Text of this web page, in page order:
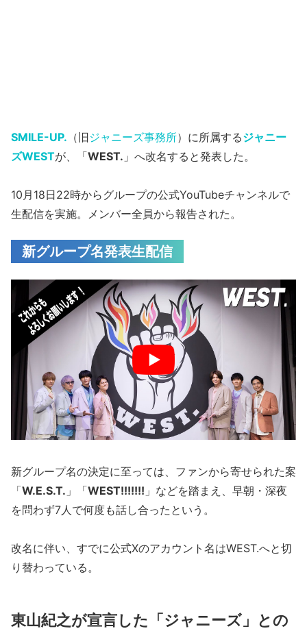
SMILE-UP. （旧ジャニーズ事務所）に所属するジャニー
ズWESTが、「WEST. 」へ改名すると発表した。
10月18日22時からグループの公式YouTubeチャンネルで
生配信を実施。メンバー全員から報告された。
新グループ名発表生配信
新グループ名の決定に至っては、ファンから寄せられた案
「W.E.S.T. 」「WEST!!!!!!! 」などを踏まえ、早朝・深夜
を問わず7人で何度も話し合ったという。
改名に伴い、すでに公式Xのアカウント名はWEST.へと切
り替わっている。
東山紀之が宣言した「ジャニーズ」との